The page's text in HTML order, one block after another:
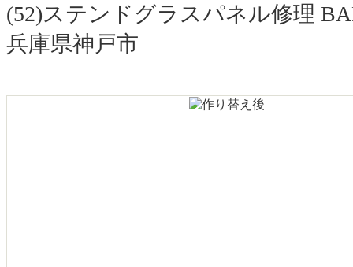
(52)ステンドグラスパネル修理
兵庫県神戸市